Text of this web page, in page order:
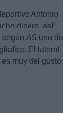
Antonio
dinero, así
según AS uno de
El lateral
muy del gusto